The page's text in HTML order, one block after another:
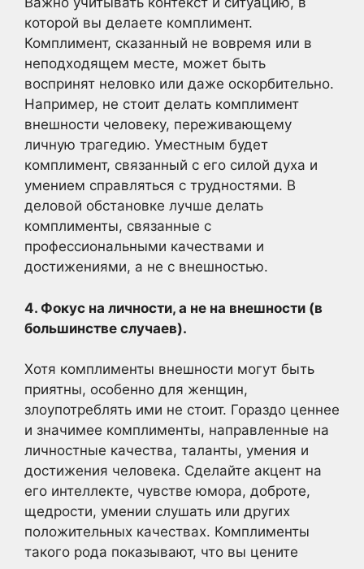
которой вы делаете комплимент.
Комплимент, сказанный не вовремя или в
неподходящем месте, может быть
воспринят неловко или даже оскорбительно.
Например, не стоит делать комплимент
внешности человеку, переживающему
личную трагедию. Уместным будет
комплимент, связанный с его силой духа и
умением справляться с трудностями. В
деловой обстановке лучше делать
комплименты, связанные с
профессиональными качествами и
достижениями, а не с внешностью.
4. Фокус на личности, а не на внешности (в
большинстве случаев).
Хотя комплименты внешности могут быть
приятны, особенно для женщин,
злоупотреблять ими не стоит. Гораздо ценнее
и значимее комплименты, направленные на
личностные качества, таланты, умения и
достижения человека. Сделайте акцент на
его интеллекте, чувстве юмора, доброте,
щедрости, умении слушать или других
положительных качествах. Комплименты
такого рода показывают, что вы цените